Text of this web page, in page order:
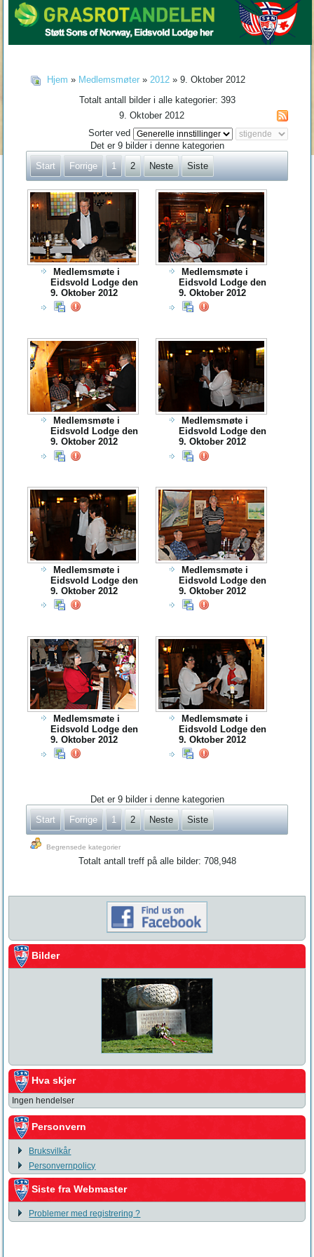
Hjem » Medlemsmøter» 2012» 9. Oktober 2012
Totalt antall bilder i alle kategorier: 393
9. Oktober 2012
Sorter ved
Det er 9 bilder i denne kategorien
Start
Forrige 1 2 Neste Siste
Medlemsmøte i
Eidsvold Lodge den
9. Oktober 2012
Medlemsmøte i
Eidsvold Lodge den
9. Oktober 2012
Medlemsmøte i
Eidsvold Lodge den
9. Oktober 2012
Medlemsmøte i
Eidsvold Lodge den
9. Oktober 2012
Medlemsmøte i
Eidsvold Lodge den
9. Oktober 2012
Medlemsmøte i
Eidsvold Lodge den
9. Oktober 2012
Medlemsmøte i
Eidsvold Lodge den
9. Oktober 2012
Medlemsmøte i
Eidsvold Lodge den
9. Oktober 2012
Det er 9 bilder i denne kategorien
Start
Forrige 1 2 Neste Siste
Begrensede kategorier
Totalt antall treff på alle bilder: 708,948
Bilder
Hva skjer
Ingen hendelser
Personvern
Bruksvilkår
Personvernpolicy
Siste fra Webmaster
Problemer med registrering ?